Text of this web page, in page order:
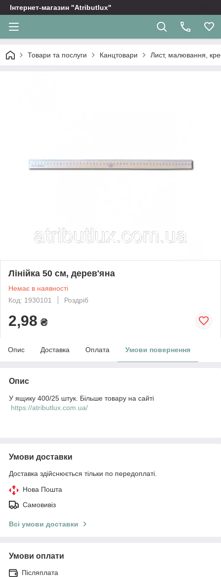
Інтернет-магазин "Atributlux"
Товари та послуги Канцтовари Лист, малювання,
Лінійка 50 см, дерев'яна
Немає в наявності
Код: 1930101
Роздріб
2,98 ₴
Опис Доставка Оплата Умови повернення
Опис
У ящику 400/25 штук. Більше товару на сайті
https://atributlux.com.ua/
Умови доставки
Доставка здійснюється тільки по передоплаті.
Нова Пошта
Самовивіз
Всі умови доставки
Умови оплати
Післяплата